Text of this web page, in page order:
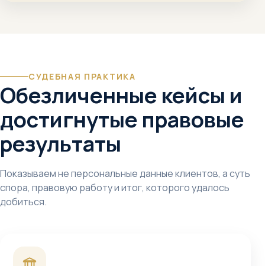
СУДЕБНАЯ ПРАКТИКА
Обезличенные кейсы и
достигнутые правовые
результаты
Показываем не персональные данные клиентов, а суть
спора, правовую работу и итог, которого удалось
добиться.